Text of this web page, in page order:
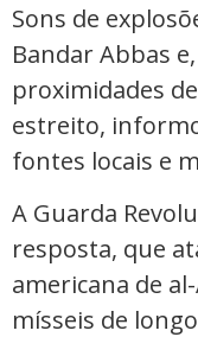
Sons de
Bandar Abbas
proximidades
estreito,
fontes locais e
A Guarda
resposta, que
americana de
mísseis de